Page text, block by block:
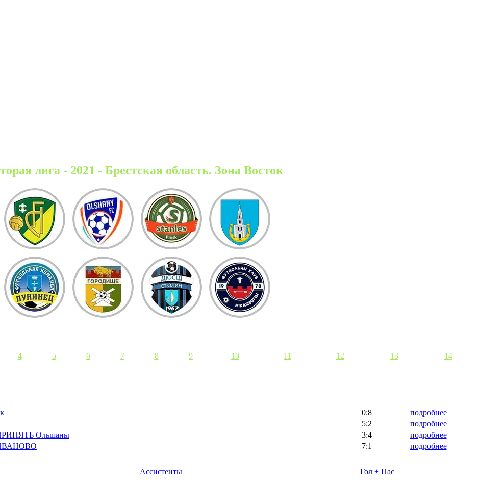
лига - 2021 - Брестская область. Зона Восток
4 5 6 7 8 9 10 11 12 13 14
0:8
подробнее
5:2
подробнее
Ольшаны 3:4
подробнее
7:1 подробнее
Ассистенты Гол + Пас